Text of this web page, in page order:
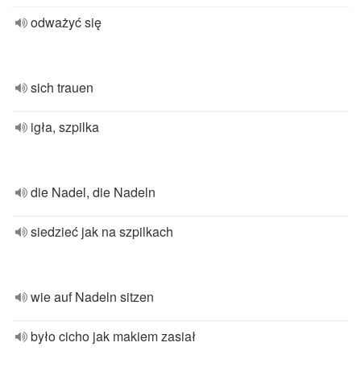
odważyć się
sich trauen
igła, szpilka
die Nadel, die Nadeln
siedzieć jak na szpilkach
wie auf Nadeln sitzen
było cicho jak makiem zasiał